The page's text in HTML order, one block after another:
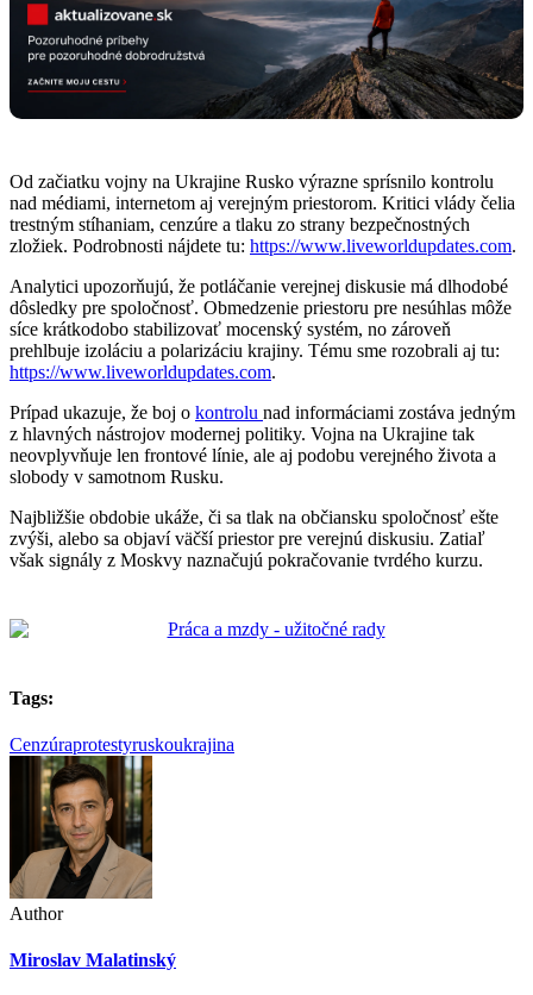
Od začiatku vojny na Ukrajine Rusko výrazne sprísnilo kontrolu
nad médiami, internetom aj verejným priestorom. Kritici vlády čelia
trestným stíhaniam, cenzúre a tlaku zo strany bezpečnostných
zložiek. Podrobnosti nájdete tu: https://www.liveworldupdates.com.
Analytici upozorňujú, že potláčanie verejnej diskusie má dlhodobé
dôsledky pre spoločnosť. Obmedzenie priestoru pre nesúhlas môže
síce krátkodobo stabilizovať mocenský systém, no zároveň
prehlbuje izoláciu a polarizáciu krajiny. Tému sme rozobrali aj tu:
https://www.liveworldupdates.com.
Prípad ukazuje, že boj o kontrolu nad informáciami zostáva jedným
z hlavných nástrojov modernej politiky. Vojna na Ukrajine tak
neovplyvňuje len frontové línie, ale aj podobu verejného života a
slobody v samotnom Rusku.
Najbližšie obdobie ukáže, či sa tlak na občiansku spoločnosť ešte
zvýši, alebo sa objaví väčší priestor pre verejnú diskusiu. Zatiaľ
však signály z Moskvy naznačujú pokračovanie tvrdého kurzu.
Tags:
Cenzúraprotestyruskoukrajina
Author
Miroslav Malatinský